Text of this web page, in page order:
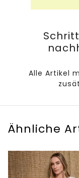
Alle Artikel
Ähnliche